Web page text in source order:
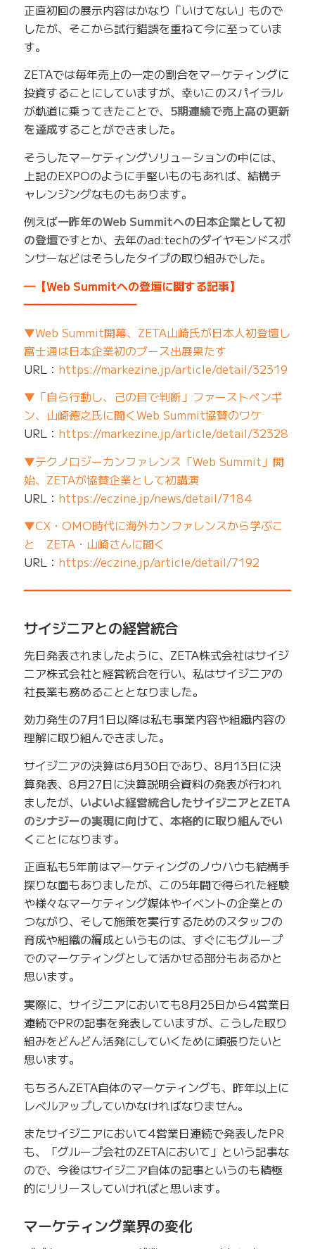
正直初回の展示内容はかなり「いけてない」もので
したが、そこから試行錯誤を重ねて今に至っていま
す。
ZETAでは毎年売上の一定の割合をマーケティングに
投資することにしていますが、幸いこのスパイラル
が軌道に乗ってきたことで、 5期連続で売上高の更新
を達成することができました。
そうしたマーケティングソリューションの中には、
上記のEXPOのように手堅いものもあれば、結構チ
ャレンジングなものもあります。
例えば一昨年のWeb Summitへの日本企業として初
の登壇ですとか、去年のad:techのダイヤモンドスポ
ンサーなどはそうしたタイプの取り組みでした。
━【Web Summitへの登壇に関する記事】
━━━━━━━━━━
▼Web Summit開幕、ZETA山崎氏が日本人初登壇し
富士通は日本企業初のブース出展果たす
URL： https://markezine.jp/article/detail/32319
▼「自ら行動し、己の目で判断」ファーストペンギ
ン、山崎徳之氏に聞くWeb Summit協賛のワケ
URL： https://markezine.jp/article/detail/32328
▼テクノロジーカンファレンス「Web Summit」開
始、ZETAが協賛企業として初講演
URL： https://eczine.jp/news/detail/7184
▼CX・OMO時代に海外カンファレンスから学ぶこ
と ZETA・山崎さんに聞く
URL： https://eczine.jp/article/detail/7192
サイジニアとの経営統合
先日発表されましたように、ZETA株式会社はサイジ
ニア株式会社と経営統合を行い、私はサイジニアの
社長業も務めることとなりました。
効力発生の7月1日以降は私も事業内容や組織内容の
理解に取り組んできました。
サイジニアの決算は6月30日であり、8月13日に決
算発表、8月27日に決算説明会資料の発表が行われ
ましたが、 いよいよ経営統合したサイジニアとZETA
のシナジーの実現に向けて、本格的に取り組んでい
く ことになります。
正直私も5年前はマーケティングのノウハウも結構手
探りな面もありましたが、この5年間で得られた経験
や様々なマーケティング媒体やイベントの企業との
つながり、そして施策を実行するためのスタッフの
育成や組織の編成というものは、すぐにもグループ
でのマーケティングとして活かせる部分もあるかと
思います。
実際に、サイジニアにおいても8月25日から4営業日
連続でPRの記事を発表していますが、こうした取り
組みをどんどん活発にしていくために頑張りたいと
思います。
もちろんZETA自体のマーケティングも、昨年以上に
レベルアップしていかなければなりません。
またサイジニアにおいて4営業日連続で発表したPR
も、「グループ会社のZETAにおいて」という記事な
ので、今後はサイジニア自体の記事というのも積極
的にリリースしていければと思います。
マーケティング業界の変化